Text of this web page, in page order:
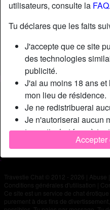
utilisateurs, consulte la FAQ.
Tu déclares que les faits
J'accepte que ce site
des technologies
publicité.
J'ai au moins 18 ans
mon lieu de résidence.
Je ne redistribuerai
Je n'autoriserai aucun
travestiechat.fr ou à
Tout contenu que je
travestiechat.fr est
Je n'ai pas été
matériel, et je choisis
le télécharger.
Accepter
Nickname:
Âge:
Département:
Sexe:
Description
N'a pas encore saisi de
Cherche
N'a spécifié aucune
Travestie Chat © 2012 - 2026 Abuse
Conditions générales d'utilisation
Ce site est un service de chat
purement à des fins de